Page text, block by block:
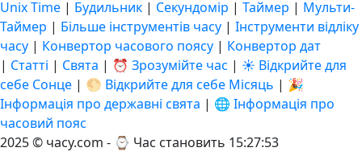
Unix Time | Будильник | Секундомір | Таймер | Мульти-
Таймер | Більше інструментів часу | Інструменти відліку
часу | Конвертор часового поясу | Конвертор дат
| Статті | Свята | ⏰ Зрозумійте час | ☀️ Відкрийте для
себе Сонце | 🌕 Відкрийте для себе Місяць | 🎉
Інформація про державні свята | 🌐 Інформація про
часовий пояс
2025 © часу.com - ⌚ Час становить 15:27:54